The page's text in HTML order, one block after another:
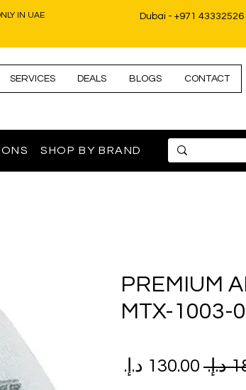
IN UAE Dubai - +971 43332526
SERVICES DEALS BLOGS CONTACT
SHOP BY BRAND
PREMIUM
MTX-1003-
سعر